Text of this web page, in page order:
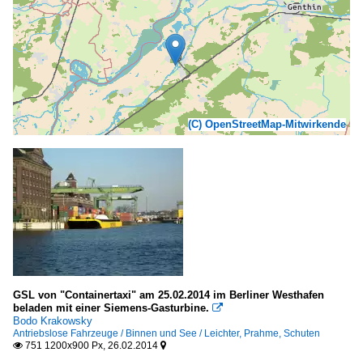
(C) OpenStreetMap-Mitwirkende
GSL von "Containertaxi" am 25.02.2014 im Berliner Westhafen
beladen mit einer Siemens-Gasturbine. 
Bodo Krakowsky
Antriebslose Fahrzeuge / Binnen und See / Leichter, Prahme, Schuten
 751 1200x900 Px, 26.02.2014 